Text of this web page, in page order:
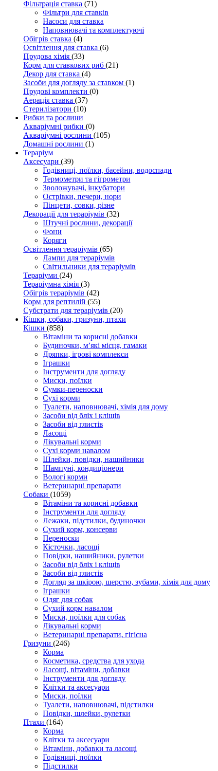
Фільтрація ставка (71)
Фільтри для ставків
Насоси для ставка
Наповнювачі та комплектуючі
Обігрів ставка (4)
Освітлення для ставка (6)
Прудова хімія (33)
Корм для ставкових риб (21)
Декор для ставка (4)
Засоби для догляду за ставком (1)
Прудові комплекти (0)
Аерація ставка (37)
Стерилізатори (10)
Рибки та рослини
Акваріумні рибки (0)
Акваріумні рослини (105)
Домашні рослини (1)
Тераріум
Аксесуари (39)
Годівниці, поїлки, басейни, водоспади
Термометри та гігрометри
Зволожувачі, інкубатори
Острівки, печери, нори
Пінцети, совки, різне
Декорації для тераріумів (32)
Штучні рослини, декорації
Фони
Коряги
Освітлення тераріумів (65)
Лампи для тераріумів
Світильники для тераріумів
Тераріуми (24)
Тераріумна хімія (3)
Обігрів тераріумів (42)
Корм для рептилій (55)
Субстрати для тераріумів (20)
Кішки, собаки, гризуни, птахи
Кішки (858)
Вітаміни та корисні добавки
Будиночки, м’які місця, гамаки
Дряпки, ігрові комплекси
Іграшки
Інструменти для догляду
Миски, поїлки
Сумки-переноски
Сухі корми
Туалети, наповнювачі, хімія для дому
Засоби від бліх і кліщів
Засоби від глистів
Ласощі
Лікувальні корми
Сухі корми навалом
Шлейки, повідки, нашийники
Шампуні, кондиціонери
Вологі корми
Ветеринарні препарати
Собаки (1059)
Вітаміни та корисні добавки
Інструменти для догляду
Лежаки, підстилки, будиночки
Сухий корм, консерви
Переноски
Кісточки, ласощі
Повідки, нашийники, рулетки
Засоби від бліх і кліщів
Засоби від глистів
Догляд за шкірою, шерстю, зубами, хімія для дому
Іграшки
Одяг для собак
Сухий корм навалом
Миски, поїлки для собак
Лікувальні корми
Ветеринарні препарати, гігієна
Гризуни (246)
Корма
Косметика, средства для ухода
Ласощі, вітаміни, добавки
Інструменти для догляду
Клітки та аксесуари
Миски, поїлки
Туалети, наповнювачі, підстилки
Повідки, шлейки, рулетки
Птахи (164)
Корма
Клітки та аксесуари
Вітаміни, добавки та ласощі
Годівниці, поїлки
Підстилки